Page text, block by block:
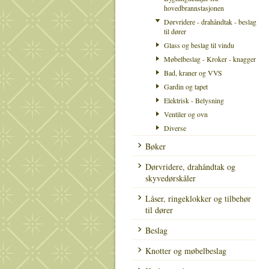
hovedbrannstasjonen
Dørvridere - drahåndtak - beslag
til dører
Glass og beslag til vindu
Møbelbeslag - Kroker - knagger
Bad, kraner og VVS
Gardin og tapet
Elektrisk - Belysning
Ventiler og ovn
Diverse
Bøker
Dørvridere, drahåndtak og
skyvedørskåler
Låser, ringeklokker og tilbehør
til dører
Beslag
Knotter og møbelbeslag